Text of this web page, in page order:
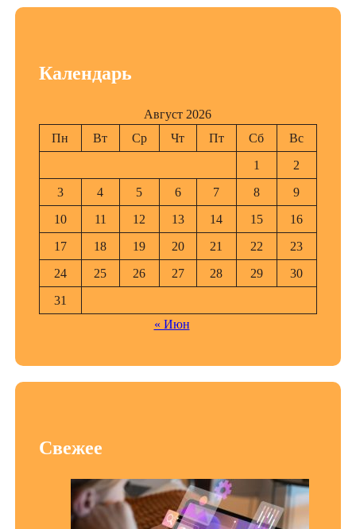
Календарь
Август 2026
Пн
Вт Ср Чт Пт Сб
Вс
1
2
3
4 5 6 7 8
9
10
11 12 13 14 15
16
17
18 19 20 21 22
23
24
25 26 27 28 29
30
31
« Июн
Свежее